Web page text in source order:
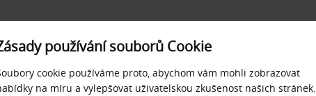
NAŠE SLUŽBY FIREMNÍ ZÁKAZNÍCI
používání souborů Cookie
cookie používáme proto, abychom vám mohli zobrazovat
na míru a vylepšovat uživatelskou zkušenost našich stránek.